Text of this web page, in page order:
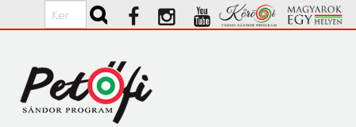
Ugrás a tartalomra
Keresés